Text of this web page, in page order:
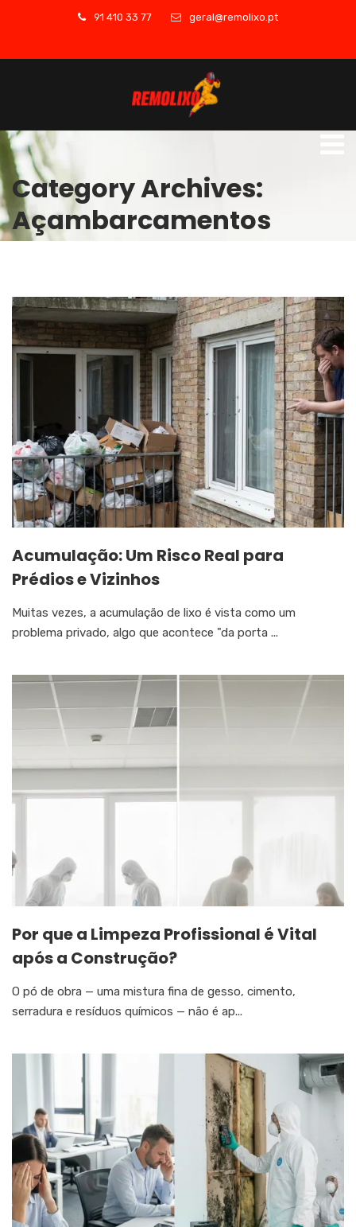
91 410 33 77 geral@remolixo.pt
Category Archives:
Açambarcamentos
Acumulação: Um Risco Real para
Prédios e Vizinhos
Muitas vezes, a acumulação de lixo é vista como um
problema privado, algo que acontece "da porta ...
Por que a Limpeza Profissional é Vital
após a Construção?
O pó de obra — uma mistura fina de gesso, cimento,
serradura e resíduos químicos — não é ap...